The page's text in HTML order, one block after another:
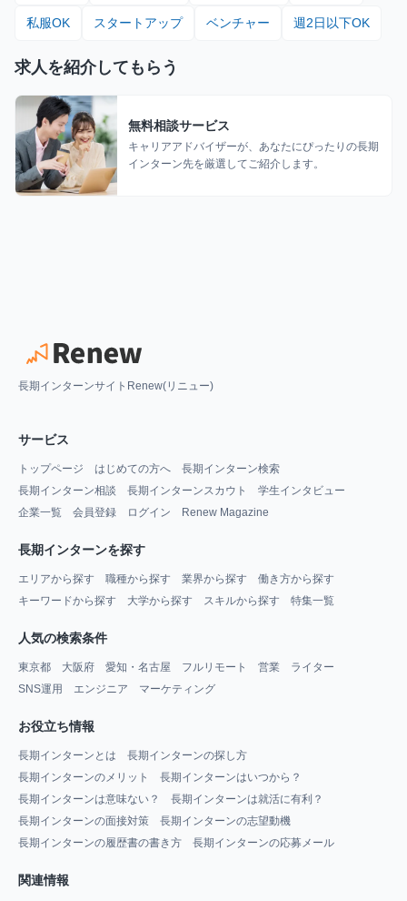
私服OK スタートアップ ベンチャー 週2日以下OK
求人を紹介してもらう
無料相談サービス
キャリアアドバイザーが、あなたにぴったりの長期
インターン先を厳選してご紹介します。
長期インターンサイトRenew(リニュー)
サービス
トップページ はじめての方へ
長期インターン検索
長期インターン相談
長期インターンスカウト
学生インタビュー
企業一覧
会員登録 ログイン Renew Magazine
長期インターンを探す
エリアから探す 職種から探す 業界から探す
働き方から探す
キーワードから探す
大学から探す スキルから探す 特集一覧
人気の検索条件
東京都 大阪府 愛知・名古屋 フルリモート 営業
ライター
SNS運用
エンジニア マーケティング
お役立ち情報
長期インターンとは
長期インターンの探し方
長期インターンのメリット
長期インターンはいつから？
長期インターンは意味ない？
長期インターンは就活に有利？
長期インターンの面接対策
長期インターンの志望動機
長期インターンの履歴書の書き方
長期インターンの応募メール
関連情報